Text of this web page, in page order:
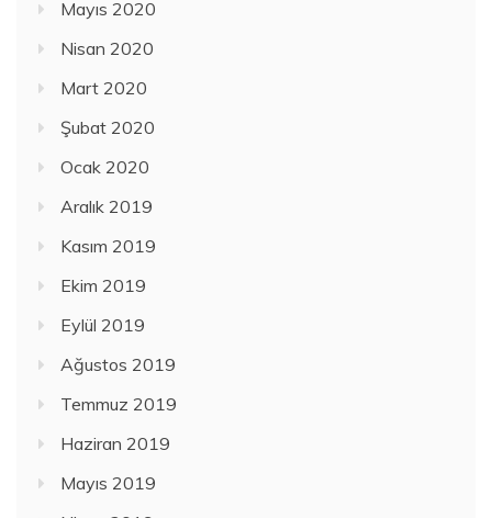
Mayıs 2020
Nisan 2020
Mart 2020
Şubat 2020
Ocak 2020
Aralık 2019
Kasım 2019
Ekim 2019
Eylül 2019
Ağustos 2019
Temmuz 2019
Haziran 2019
Mayıs 2019